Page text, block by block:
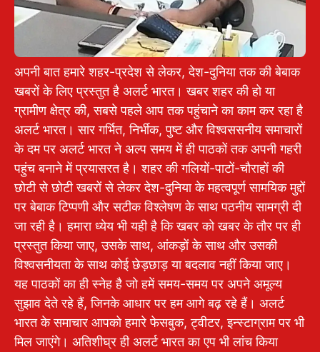
अपनी बात हमारे शहर-प्रदेश से लेकर, देश-दुनिया तक की बेबाक
खबरों के लिए प्रस्तुत है अलर्ट भारत। खबर शहर की हो या
ग्रामीण क्षेत्र की, सबसे पहले आप तक पहुंचाने का काम कर रहा है
अलर्ट भारत। सार गर्भित, निर्भीक, पुष्ट और विश्वससनीय समाचारों
के दम पर अलर्ट भारत ने अल्प समय में ही पाठकों तक अपनी गहरी
पहुंच बनाने में प्रयासरत है। शहर की गलियों-पाटों-चौराहों की
छोटी से छोटी खबरों से लेकर देश-दुनिया के महत्वपूर्ण सामयिक मुद्दों
पर बेबाक टिप्पणी और सटीक विश्लेषण के साथ पठनीय सामग्री दी
जा रही है। हमारा ध्येय भी यही है कि खबर को खबर के तौर पर ही
प्रस्तुत किया जाए, उसके साथ, आंकड़ों के साथ और उसकी
विश्वसनीयता के साथ कोई छेड़छाड़ या बदलाव नहीं किया जाए।
यह पाठकों का ही स्नेह है जो हमें समय-समय पर अपने अमूल्य
सुझाव देते रहे हैं, जिनके आधार पर हम आगे बढ़ रहे हैं। अलर्ट
भारत के समाचार आपको हमारे फेसबुक, ट्वीटर, इन्स्टाग्राम पर भी
मिल जाएंगे। अतिशीघ्र ही अलर्ट भारत का एप भी लांच किया